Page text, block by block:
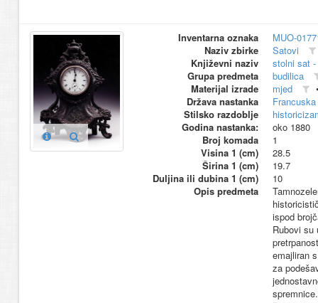
Inventarna oznaka
MUO-
Naziv zbirke
Satovi
Književni naziv
stolni sat
Grupa predmeta
budilica
Materijal izrade
mjed
Država nastanka
Francuska
Stilsko razdoblje
Godina nastanka:
oko 1880
Broj komada
1
Visina 1 (cm)
28.5
Širina 1 (cm)
19.7
Duljina ili dubina 1 (cm)
10
Opis predmeta
ispod
Rubovi su
emajliran
za